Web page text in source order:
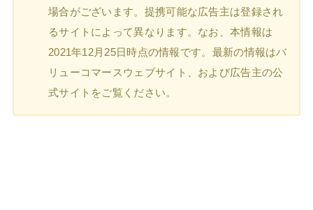
場合がございます。提携可能な広告主は登録され
るサイトによって異なります。なお、本情報は
2021年12月25日時点の情報です。最新の情報はバ
リューコマースウェブサイト、および広告主の公
式サイトをご覧ください。